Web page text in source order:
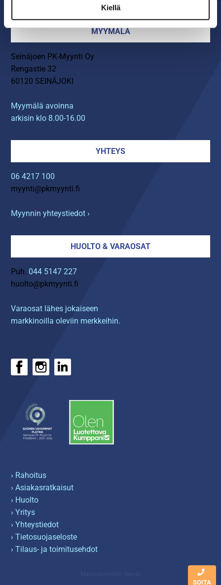
Kiellä
MYYMÄLÄ
Seinäjoen PK-Myynti Oy
Rengastie 32
60120 SEINÄJOKI
Myymälä avoinna
arkisin klo 8.00-16.00
YHTEYS
06 4217 100
myynti@pkmyynti.fi
Myynnin yhteystiedot ›
HUOLTO & VARAOSAT
Puh. 044 5147 227
huolto@pkmyynti.fi
Varaosat lähes jokaiseen
markkinoilla oleviin merkkeihin.
› Rahoitus
› Asiakasratkaisut
› Huolto
› Yritys
› Yhteystiedot
› Tietosuojaseloste
› Tilaus- ja toimitusehdot
SOITA